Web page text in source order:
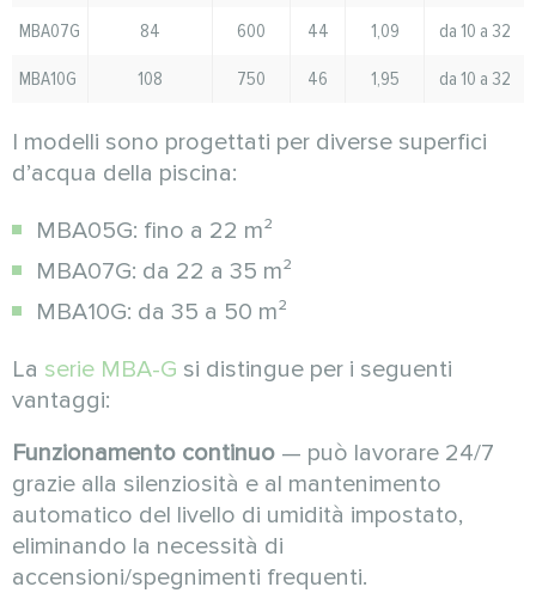
MBA07G
84 600 44 1,09
da 10 a 32
MBA10G
108 750 46 1,95 da 10 a 32
I modelli sono progettati per diverse superfici
d’acqua della piscina:
MBA05G: fino a 22 m²
MBA07G: da 22 a 35 m²
MBA10G: da 35 a 50 m²
La serie MBA-G si distingue per i seguenti
vantaggi:
Funzionamento continuo — può lavorare 24/7
grazie alla silenziosità e al mantenimento
automatico del livello di umidità impostato,
eliminando la necessità di
accensioni/spegnimenti frequenti.